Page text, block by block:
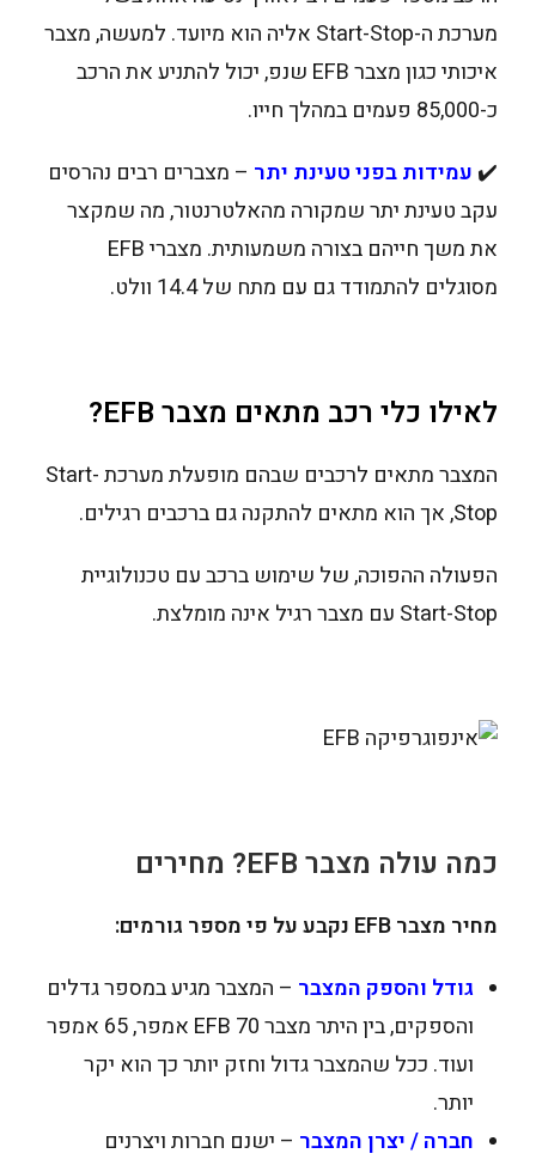
מערכת ה-Start-Stop אליה הוא מיועד. למעשה, מצבר
איכותי כגון מצבר EFB שנפ, יכול להתניע את הרכב
כ-85,000 פעמים במהלך חייו.
✔️ עמידות בפני טעינת יתר – מצברים רבים נהרסים
עקב טעינת יתר שמקורה מהאלטרנטור, מה שמקצר
את משך חייהם בצורה משמעותית. מצברי EFB
מסוגלים להתמודד גם עם מתח של 14.4 וולט.
לאילו כלי רכב מתאים מצבר EFB?
המצבר מתאים לרכבים שבהם מופעלת מערכת Start-
Stop, אך הוא מתאים להתקנה גם ברכבים רגילים.
הפעולה ההפוכה, של שימוש ברכב עם טכנולוגיית
Start-Stop עם מצבר רגיל אינה מומלצת.
כמה עולה מצבר EFB? מחירים
מחיר מצבר EFB נקבע על פי מספר גורמים:
גודל והספק המצבר – המצבר מגיע במספר גדלים
והספקים, בין היתר מצבר EFB 70 אמפר, 65 אמפר
ועוד. ככל שהמצבר גדול וחזק יותר כך הוא יקר
יותר.
חברה / יצרן המצבר – ישנם חברות ויצרנים